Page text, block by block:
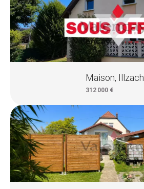
Maison, Illzach
312 000 €